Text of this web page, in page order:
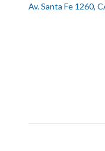
Av. Santa Fe 1260,